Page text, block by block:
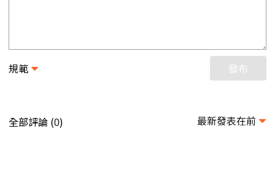
規範 發布
全部評論 (0) 最新發表在前